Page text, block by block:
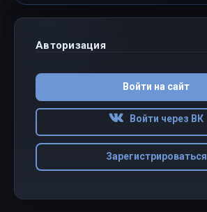
Авторизация
Войти на сайт
Войти через ВК
Зарегистрироваться